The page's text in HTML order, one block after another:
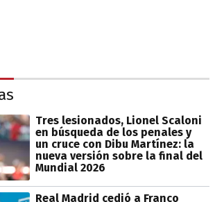
Tres lesionados, Lionel Scaloni
en búsqueda de los penales y
un cruce con Dibu Martínez: la
nueva versión sobre la final del
Mundial 2026
Real Madrid cedió a Franco